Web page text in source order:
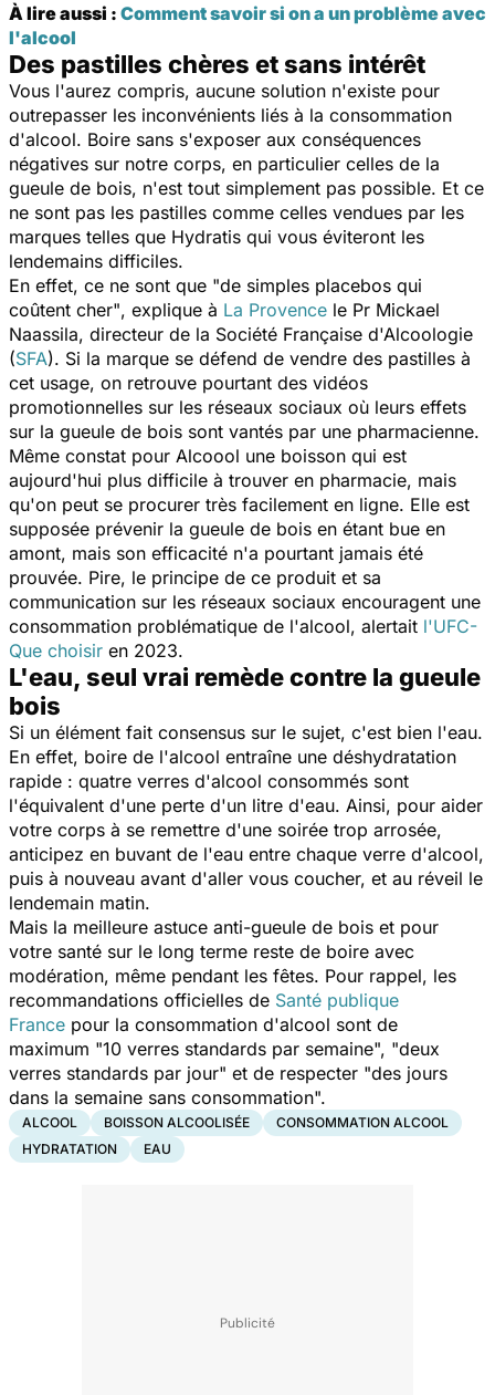
À lire aussi : Comment savoir si on a un problème avec
l'alcool
Des pastilles chères et sans intérêt
Vous l'aurez compris, aucune solution n'existe pour
outrepasser les inconvénients liés à la consommation
d'alcool. Boire sans s'exposer aux conséquences
négatives sur notre corps, en particulier celles de la
gueule de bois, n'est tout simplement pas possible. Et ce
ne sont pas les pastilles comme celles vendues par les
marques telles que Hydratis qui vous éviteront les
lendemains difficiles.
En effet, ce ne sont que "de simples placebos qui
coûtent cher", explique à La Provence le Pr Mickael
Naassila, directeur de la Société Française d'Alcoologie
(SFA). Si la marque se défend de vendre des pastilles à
cet usage, on retrouve pourtant des vidéos
promotionnelles sur les réseaux sociaux où leurs effets
sur la gueule de bois sont vantés par une pharmacienne.
Même constat pour Alcoool une boisson qui est
aujourd'hui plus difficile à trouver en pharmacie, mais
qu'on peut se procurer très facilement en ligne. Elle est
supposée prévenir la gueule de bois en étant bue en
amont, mais son efficacité n'a pourtant jamais été
prouvée. Pire, le principe de ce produit et sa
communication sur les réseaux sociaux encouragent une
consommation problématique de l'alcool, alertait l'UFC-
Que choisir en 2023.
L'eau, seul vrai remède contre la gueule
bois
Si un élément fait consensus sur le sujet, c'est bien l'eau.
En effet, boire de l'alcool entraîne une déshydratation
rapide : quatre verres d'alcool consommés sont
l'équivalent d'une perte d'un litre d'eau. Ainsi, pour aider
votre corps à se remettre d'une soirée trop arrosée,
anticipez en buvant de l'eau entre chaque verre d'alcool,
puis à nouveau avant d'aller vous coucher, et au réveil le
lendemain matin.
Mais la meilleure astuce anti-gueule de bois et pour
votre santé sur le long terme reste de boire avec
modération, même pendant les fêtes. Pour rappel, les
recommandations officielles de Santé publique
France pour la consommation d'alcool sont de
maximum "10 verres standards par semaine", "deux
verres standards par jour" et de respecter "des jours
dans la semaine sans consommation".
ALCOOL BOISSON ALCOOLISÉE
CONSOMMATION ALCOOL
HYDRATATION
EAU